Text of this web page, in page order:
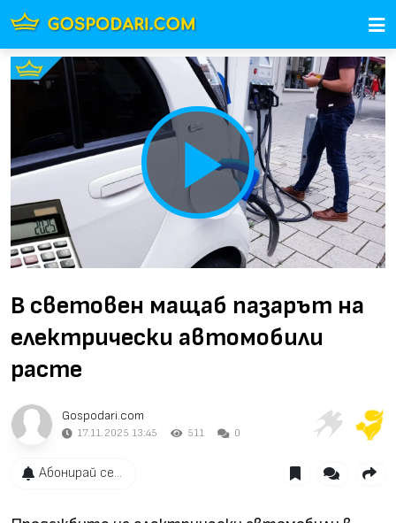
Play
Video
В световен мащаб пазарът на
електрически автомобили
расте
Gospodari.com
17.11.2025 13:45 511 0
Абонирай се...